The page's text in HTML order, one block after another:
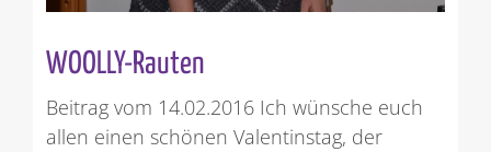
WOOLLY-Rauten
Beitrag vom 14.02.2016 Ich wünsche euch
allen einen schönen Valentinstag, der